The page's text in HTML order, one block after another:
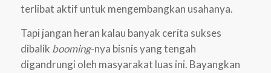
terlibat aktif untuk mengembangkan usahanya.
Tapi jangan heran kalau banyak cerita sukses
dibalik booming-nya bisnis yang tengah
digandrungi oleh masyarakat luas ini. Bayangkan